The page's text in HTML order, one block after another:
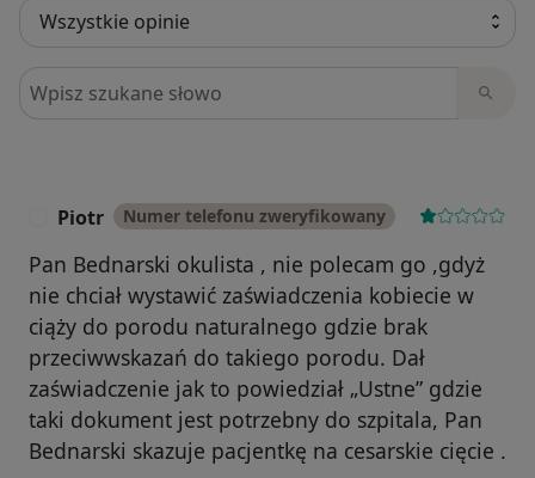
Szukaj w opiniach
Piotr Numer telefonu zweryfikowany
Pan Bednarski okulista , nie polecam go ,gdyż
nie chciał wystawić zaświadczenia kobiecie w
ciąży do porodu naturalnego gdzie brak
przeciwwskazań do takiego porodu. Dał
zaświadczenie jak to powiedział „Ustne” gdzie
taki dokument jest potrzebny do szpitala, Pan
Bednarski skazuje pacjentkę na cesarskie cięcie .